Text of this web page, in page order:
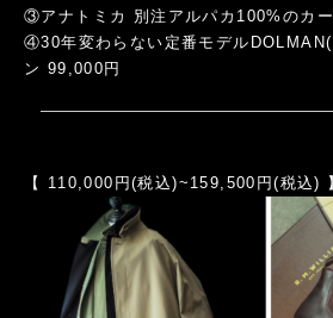
③アナトミカ 別注アルパカ100%のカ
④30年変わらない定番モデル
ン 99,000円
【 110,000円(税込)~159,500円(税込)